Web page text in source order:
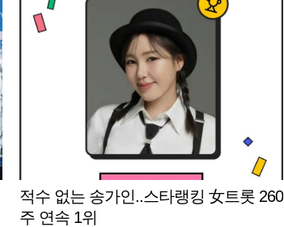
적수 없는 송가인..스타랭킹 女트롯 260
주 연속 1위